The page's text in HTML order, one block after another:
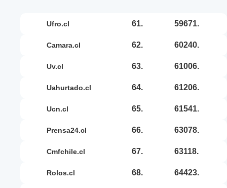
ufro.cl 61. 59671.
camara.cl 62. 60240.
uv.cl 63. 61006.
uahurtado.cl 64. 61206.
ucn.cl 65. 61541.
prensa24.cl 66. 63078.
cmfchile.cl 67. 63118.
rolos.cl 68. 64423.